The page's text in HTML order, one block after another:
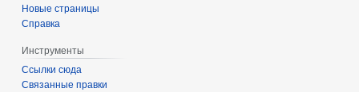
Новые страницы
Справка
Инструменты
Ссылки сюда
Связанные правки